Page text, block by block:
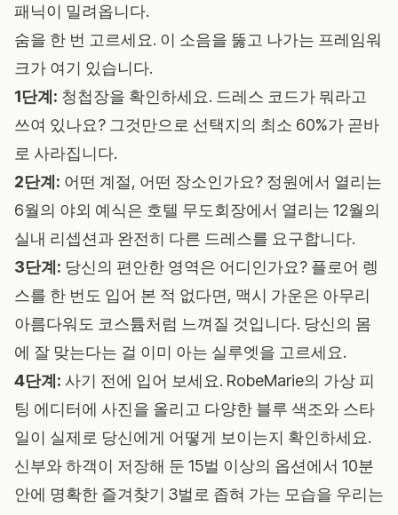
패닉이 밀려옵니다.
숨을 한 번 고르세요. 이 소음을 뚫고 나가는 프레임워
크가 여기 있습니다.
1단계: 청첩장을 확인하세요. 드레스 코드가 뭐라고
쓰여 있나요? 그것만으로 선택지의 최소 60%가 곧바
로 사라집니다.
2단계: 어떤 계절, 어떤 장소인가요? 정원에서 열리는
6월의 야외 예식은 호텔 무도회장에서 열리는 12월의
실내 리셉션과 완전히 다른 드레스를 요구합니다.
3단계: 당신의 편안한 영역은 어디인가요? 플로어 렝
스를 한 번도 입어 본 적 없다면, 맥시 가운은 아무리
아름다워도 코스튬처럼 느껴질 것입니다. 당신의 몸
에 잘 맞는다는 걸 이미 아는 실루엣을 고르세요.
4단계: 사기 전에 입어 보세요. RobeMarie의 가상 피
팅 에디터에 사진을 올리고 다양한 블루 색조와 스타
일이 실제로 당신에게 어떻게 보이는지 확인하세요.
신부와 하객이 저장해 둔 15벌 이상의 옵션에서 10분
안에 명확한 즐겨찾기 3벌로 좁혀 가는 모습을 우리는